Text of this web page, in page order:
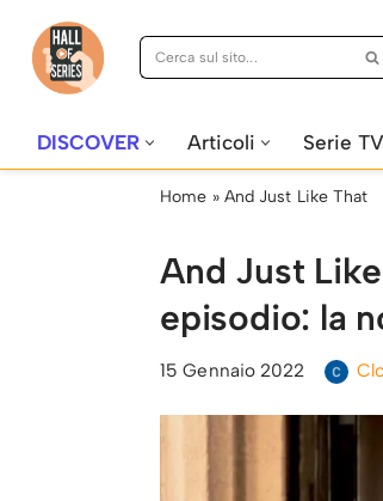
Vai
DISCOVER Articoli Serie
Home » And Just Like That
And Just
episodio: la
15 Gennaio 2022